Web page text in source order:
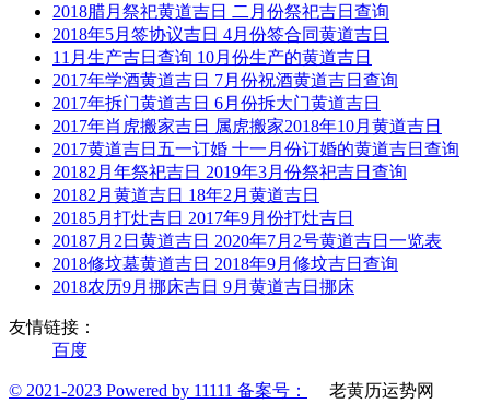
2018腊月祭祀黄道吉日 二月份祭祀吉日查询
2018年5月签协议吉日 4月份签合同黄道吉日
11月生产吉日查询 10月份生产的黄道吉日
2017年学酒黄道吉日 7月份祝酒黄道吉日查询
2017年拆门黄道吉日 6月份拆大门黄道吉日
2017年肖虎搬家吉日 属虎搬家2018年10月黄道吉日
2017黄道吉日五一订婚 十一月份订婚的黄道吉日查询
20182月年祭祀吉日 2019年3月份祭祀吉日查询
20182月黄道吉日 18年2月黄道吉日
20185月打灶吉日 2017年9月份打灶吉日
20187月2日黄道吉日 2020年7月2号黄道吉日一览表
2018修坟墓黄道吉日 2018年9月修坟吉日查询
2018农历9月挪床吉日 9月黄道吉日挪床
友情链接：
百度
© 2021-2023 Powered by 11111 备案号： 老黄历运势网